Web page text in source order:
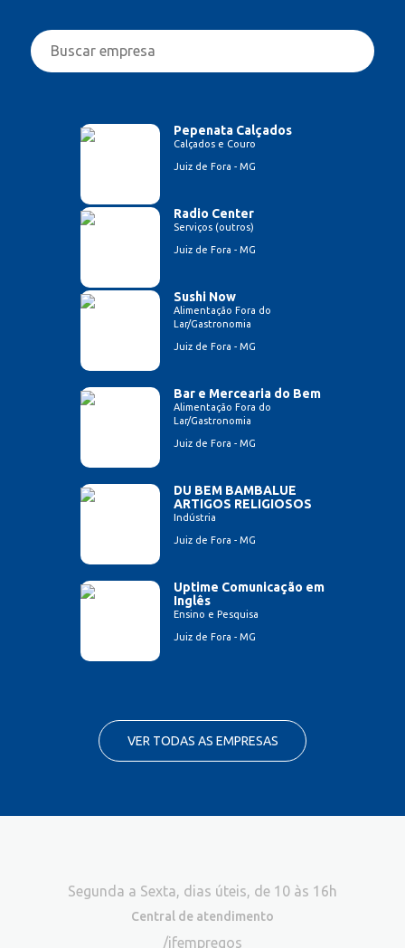
Pepenata Calçados
Calçados e Couro
Juiz de Fora - MG
Radio Center
Serviços (outros)
Juiz de Fora - MG
Sushi Now
Alimentação Fora do
Lar/Gastronomia
Juiz de Fora - MG
Bar e Mercearia do Bem
Alimentação Fora do
Lar/Gastronomia
Juiz de Fora - MG
DU BEM BAMBALUE
ARTIGOS RELIGIOSOS
Indústria
Juiz de Fora - MG
Uptime Comunicação em
Inglês
Ensino e Pesquisa
Juiz de Fora - MG
VER TODAS AS EMPRESAS
Segunda a Sexta, dias úteis, de 10 às 16h
Central de atendimento
/jfempregos